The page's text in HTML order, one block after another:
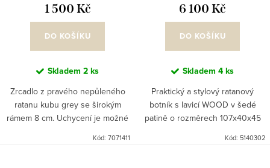
1 500 Kč
DO KOŠÍKU
Skladem 2 ks
Zrcadlo z pravého nepůleného
ratanu kubu grey se širokým
rámem 8 cm. Uchycení je možné
design a krása přírodního
Kód: 7071411
6 100 Kč
DO KOŠÍKU
Skladem 4 ks
Praktický a stylový ratanový
botník s lavicí WOOD v šedé
patině o rozměrech 107x40x45
obouvání s velkorysým úložným
Kód: 5140302